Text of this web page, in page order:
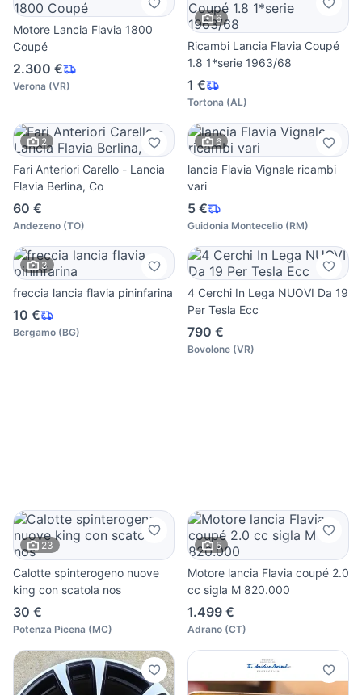
Motore Lancia Flavia 1800
Coupé
2.300 €
Verona (VR)
6
Ricambi Lancia Flavia Coupé
1.8 1*serie 1963/68
1 €
Tortona (AL)
2
Fari Anteriori Carello - Lancia
Flavia Berlina, Co
60 €
Andezeno (TO)
6
lancia Flavia Vignale ricambi
vari
5 €
Guidonia Montecelio (RM)
3
freccia lancia flavia pininfarina
10 €
Bergamo (BG)
4 Cerchi In Lega NUOVI Da 19
Per Tesla Ecc
790 €
Bovolone (VR)
23
Calotte spinterogeno nuove
king con scatola nos
30 €
Potenza Picena (MC)
5
Motore lancia Flavia coupé 2.0
cc sigla M 820.000
1.499 €
Adrano (CT)